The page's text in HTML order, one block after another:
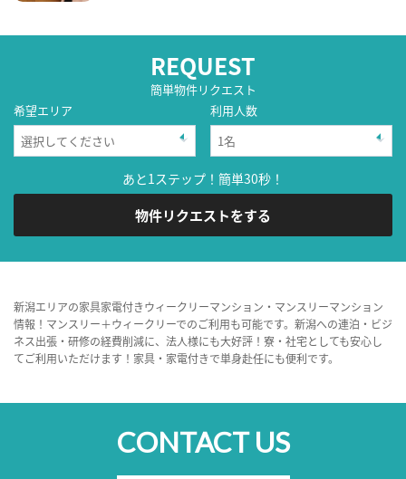
REQUEST
簡単物件リクエスト
希望エリア
利用人数
あと1ステップ！簡単30秒！
物件リクエストをする
新潟エリアの家具家電付きウィークリーマンション・マンスリーマンション
情報！マンスリー＋ウィークリーでのご利用も可能です。新潟への連泊・ビジ
ネス出張・研修の経費削減に、法人様にも大好評！寮・社宅としても安心し
てご利用いただけます！家具・家電付きで単身赴任にも便利です。
CONTACT US